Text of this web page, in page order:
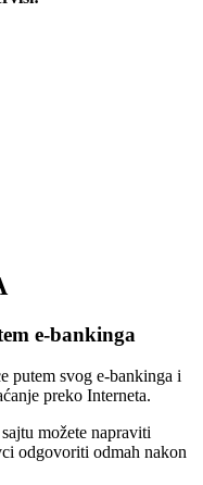
e-bankinga
putem svog e-bankinga i
preko Interneta.
možete napraviti
odgovoriti odmah nakon